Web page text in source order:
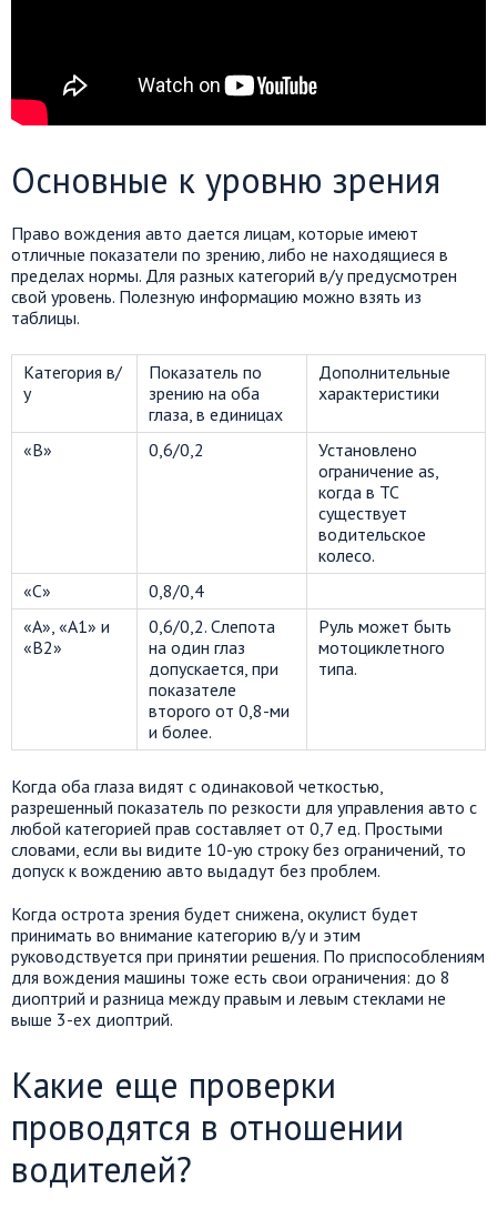
Основные к уровню зрения
Право вождения авто дается лицам, которые имеют
отличные показатели по зрению, либо не находящиеся в
пределах нормы. Для разных категорий в/у предусмотрен
свой уровень. Полезную информацию можно взять из
таблицы.
Категория в/
у
Показатель по
зрению на оба
глаза, в единицах
Дополнительные
характеристики
«В» 0,6/0,2
Установлено
ограничение as,
когда в ТС
существует
водительское
колесо.
«С»
0,8/0,4
«А», «А1» и
«В2»
0,6/0,2. Слепота
на один глаз
допускается, при
показателе
второго от 0,8-ми
и более.
Руль может быть
мотоциклетного
типа.
Когда оба глаза видят с одинаковой четкостью,
разрешенный показатель по резкости для управления авто с
любой категорией прав составляет от 0,7 ед. Простыми
словами, если вы видите 10-ую строку без ограничений, то
допуск к вождению авто выдадут без проблем.
Когда острота зрения будет снижена, окулист будет
принимать во внимание категорию в/у и этим
руководствуется при принятии решения. По приспособлениям
для вождения машины тоже есть свои ограничения: до 8
диоптрий и разница между правым и левым стеклами не
выше 3-ех диоптрий.
Какие еще проверки
проводятся в отношении
водителей?